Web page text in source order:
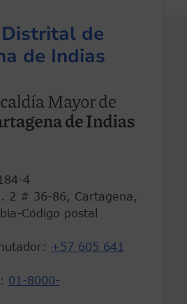
de
de Indias
184-4
2 # 36-86, Cartagena,
Código postal
+57 605 641
01-8000-